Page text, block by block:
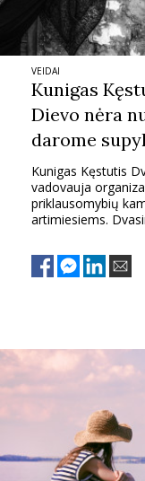
VEIDAI
Kunigas
Dievo nėra
darome
Kunigas Kęstutis
vadovauja
priklausomybių
artimiesiems.